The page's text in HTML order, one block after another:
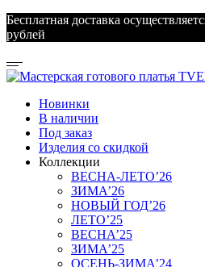
Бесплатная доставка
рублей
Новинки
В наличии
Под заказ
Изделия со скидкой
Коллекции
ВЕСНА-ЛЕТО’26
ЗИМА’26
НОВЫЙ ГОД’26
ЛЕТО’25
ВЕСНА’25
ЗИМА’25
ОСЕНЬ-ЗИМА’24